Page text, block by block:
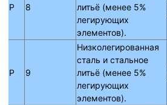
P 8
литьё (менее 5%
легирующих
элементов).
P 9
Низколегированная
сталь и стальное
литьё (менее 5%
легирующих
элементов).